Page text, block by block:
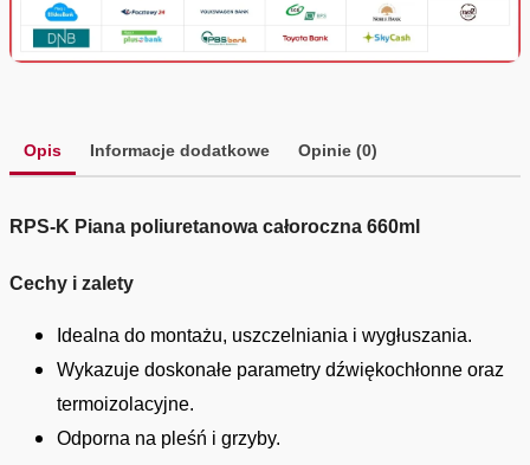
Opis Informacje dodatkowe Opinie (0)
RPS-K Piana poliuretanowa całoroczna 660ml
Cechy i zalety
Idealna do montażu, uszczelniania i wygłuszania.
Wykazuje doskonałe parametry dźwiękochłonne oraz
termoizolacyjne.
Odporna na pleśń i grzyby.